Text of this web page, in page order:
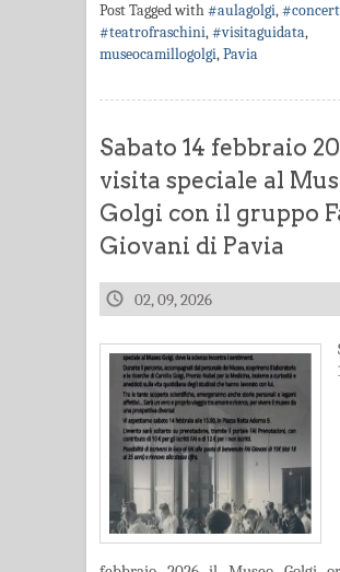
Post Tagged with#aulagolgi,
#teatrofraschini,#visitaguidata,
museocamillogolgi,Pavia
Sabato 14 febbraio
visita speciale al
Golgi con il gruppo
Giovani di Pavia
02, 09, 2026